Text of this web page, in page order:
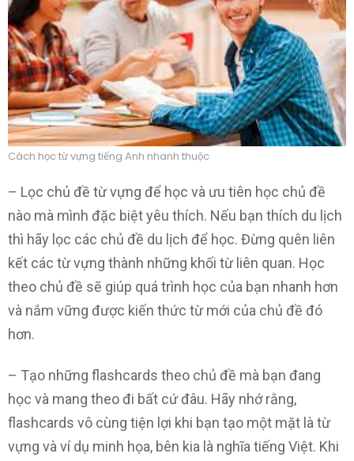
Cách học từ vựng tiếng Anh nhanh thuộc
– Lọc chủ đề từ vựng để học và ưu tiên học chủ đề
nào mà mình đặc biệt yêu thích. Nếu bạn thích du lịch
thì hãy lọc các chủ đề du lịch để học. Đừng quên liên
kết các từ vựng thành những khối từ liên quan. Học
theo chủ đề sẽ giúp quá trình học của bạn nhanh hơn
và nắm vững được kiến thức từ mới của chủ đề đó
hơn.
– Tạo những flashcards theo chủ đề mà bạn đang
học và mang theo đi bất cứ đâu. Hãy nhớ rằng,
flashcards vô cùng tiện lợi khi bạn tạo một mặt là từ
vựng và ví dụ minh họa, bên kia là nghĩa tiếng Việt. Khi